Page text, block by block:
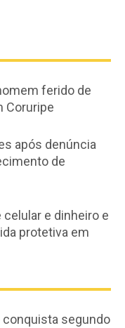
ferido de
Coruripe
após denúncia
de
e dinheiro e
protetiva em
conquista segundo